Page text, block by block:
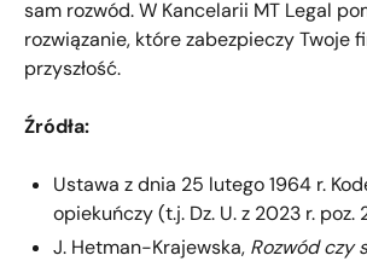
sam rozwód. W Kancelarii MT Legal
rozwiązanie, które zabezpieczy Twoje
przyszłość.
Źródła:
Ustawa z dnia 25 lutego 1964 r.
opiekuńczy (t.j. Dz. U. z 2023 r. poz.
J. Hetman-Krajewska, Rozwód czy